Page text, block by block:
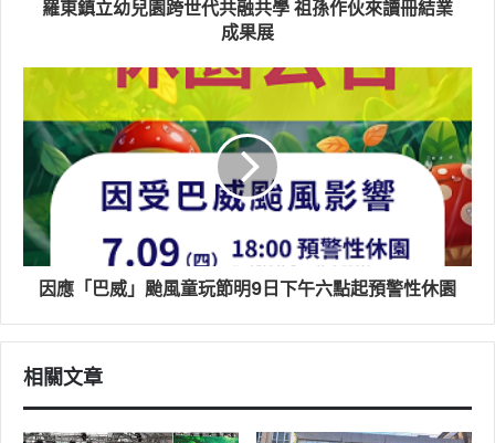
羅東鎮立幼兒園跨世代共融共學 祖孫作伙來讀冊結業
成果展
因應「巴威」颱風童玩節明9日下午六點起預警性休園
相關文章